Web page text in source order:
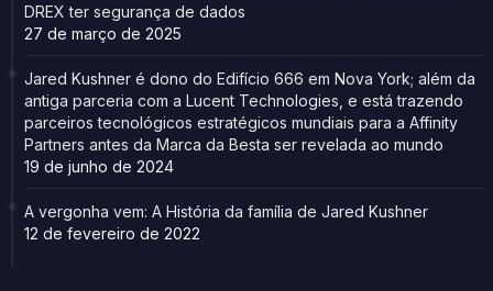
DREX ter segurança de dados
27 de março de 2025
Jared Kushner é dono do Edifício 666 em Nova York; além da
antiga parceria com a Lucent Technologies, e está trazendo
parceiros tecnológicos estratégicos mundiais para a Affinity
Partners antes da Marca da Besta ser revelada ao mundo
19 de junho de 2024
A vergonha vem: A História da família de Jared Kushner
12 de fevereiro de 2022